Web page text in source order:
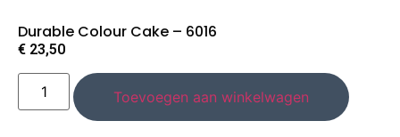
Durable Colour Cake – 6016
€ 23,50
Toevoegen aan winkelwagen